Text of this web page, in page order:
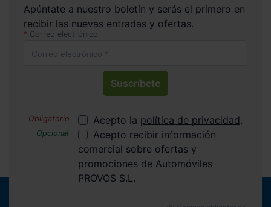
Apúntate a nuestro boletín y serás el primero en
recibir las nuevas entradas y ofertas.
Correo electrónico
Suscríbete
Acepto la política de privacidad.
Acepto recibir información
comercial sobre ofertas y
promociones de Automóviles
PROVOS S.L.